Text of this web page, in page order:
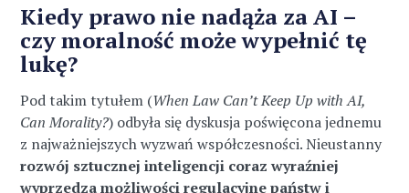
Kiedy prawo nie nadąża za AI –
czy moralność może wypełnić tę
lukę?
Pod takim tytułem (When Law Can’t Keep Up with AI,
Can Morality?) odbyła się dyskusja poświęcona jednemu
z najważniejszych wyzwań współczesności. Nieustanny
rozwój sztucznej inteligencji coraz wyraźniej
wyprzedza możliwości regulacyjne państw i